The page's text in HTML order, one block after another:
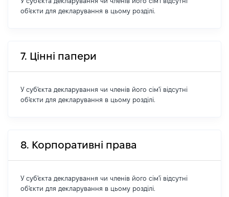
об'єкти для декларування в цьому розділі.
7. Цінні папери
У суб'єкта декларування чи членів його сім'ї відсутні
об'єкти для декларування в цьому розділі.
8. Корпоративні права
У суб'єкта декларування чи членів його сім'ї відсутні
об'єкти для декларування в цьому розділі.